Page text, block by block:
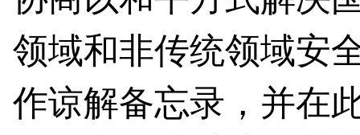
领域和非传统领域安
作谅解备忘录，并在